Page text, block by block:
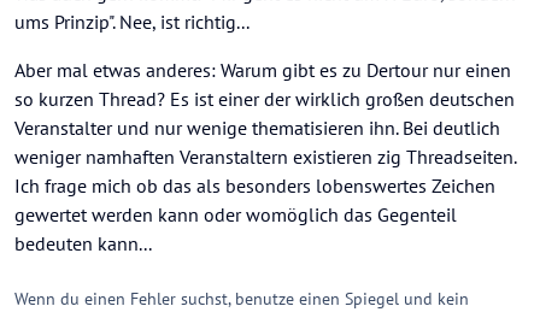
ums Prinzip". Nee, ist richtig...
Aber mal etwas anderes: Warum gibt es zu Dertour nur einen
so kurzen Thread? Es ist einer der wirklich großen deutschen
Veranstalter und nur wenige thematisieren ihn. Bei deutlich
weniger namhaften Veranstaltern existieren zig Threadseiten.
Ich frage mich ob das als besonders lobenswertes Zeichen
gewertet werden kann oder womöglich das Gegenteil
bedeuten kann...
Wenn du einen Fehler suchst, benutze einen Spiegel und kein